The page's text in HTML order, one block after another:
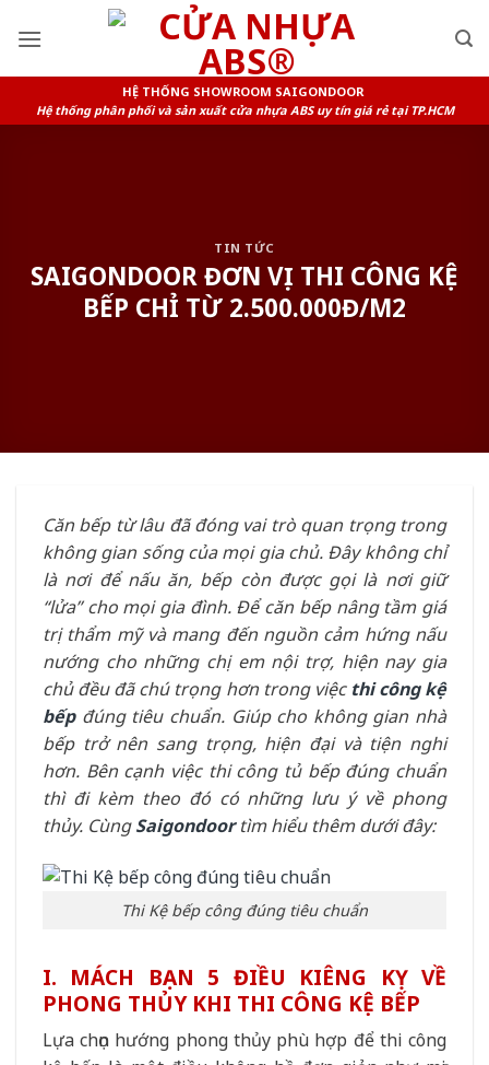
HỆ THỐNG SHOWROOM SAIGONDOOR
Hệ thống phân phối và sản xuất cửa nhựa ABS uy tín giá rẻ tại TP.HCM
TIN TỨC
SAIGONDOOR ĐƠN VỊ THI CÔNG KỆ
BẾP CHỈ TỪ 2.500.000Đ/M2
Căn bếp từ lâu đã đóng vai trò quan trọng trong
không gian sống của mọi gia chủ. Đây không chỉ
là nơi để nấu ăn, bếp còn được gọi là nơi giữ
“lửa” cho mọi gia đình. Để căn bếp nâng tầm giá
trị thẩm mỹ và mang đến nguồn cảm hứng nấu
nướng cho những chị em nội trợ, hiện nay gia
chủ đều đã chú trọng hơn trong việcthi công kệ
bếpđúng tiêu chuẩn. Giúp cho không gian nhà
bếp trở nên sang trọng, hiện đại và tiện nghi
hơn. Bên cạnh việc thi công tủ bếp đúng chuẩn
thì đi kèm theo đó có những lưu ý về phong
thủy. CùngSaigondoortìm hiểu thêm dưới đây:
Thi Kệ bếp công đúng tiêu chuẩn
I. MÁCH BẠN 5 ĐIỀU KIÊNG KỴ VỀ
PHONG THỦY KHI THI CÔNG KỆ BẾP
Lựa chọn hướng phong thủy phù hợp để thi công